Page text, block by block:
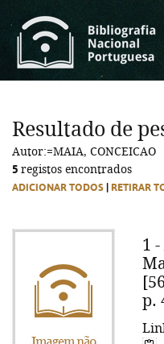
Resultado de
Autor:=MAIA, CONCEICAO
5 registos encontrados
ADICIONAR TODOS RETIRAR
1 -
p.